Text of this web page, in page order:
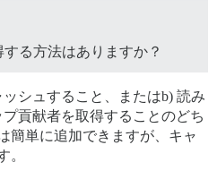
る方法はありますか？
シュすること、またはb) 読み
貢献者を取得することのどち
簡単に追加できますが、キャ
。